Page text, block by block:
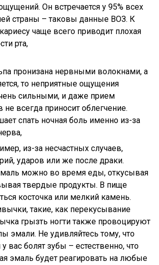
Он встречается у 95% всех
страны – таковы данные ВОЗ. К
чаще всего приводит плохая
рта,
пронизана нервными волокнами, а
то неприятные ощущения
сильными, и даже прием
не всегда приносит облегчение.
спать ночная боль именно из-за
из-за несчастных случаев,
ударов или же после драки.
можно во время еды, откусывая
твердые продукты. В пище
косточка или мелкий камень.
такие, как перекусывание
грызть ногти также провоцируют
эмали. Не удивляйтесь тому, что
у вас болят зубы – естественно, что
эмаль будет реагировать на любые